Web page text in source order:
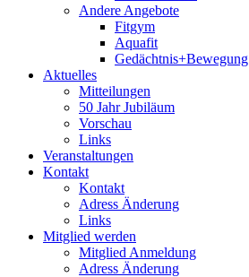
Andere Angebote
Fitgym
Aquafit
Gedächtnis+Bewegung
Aktuelles
Mitteilungen
50 Jahr Jubiläum
Vorschau
Links
Veranstaltungen
Kontakt
Kontakt
Adress Änderung
Links
Mitglied werden
Mitglied Anmeldung
Adress Änderung